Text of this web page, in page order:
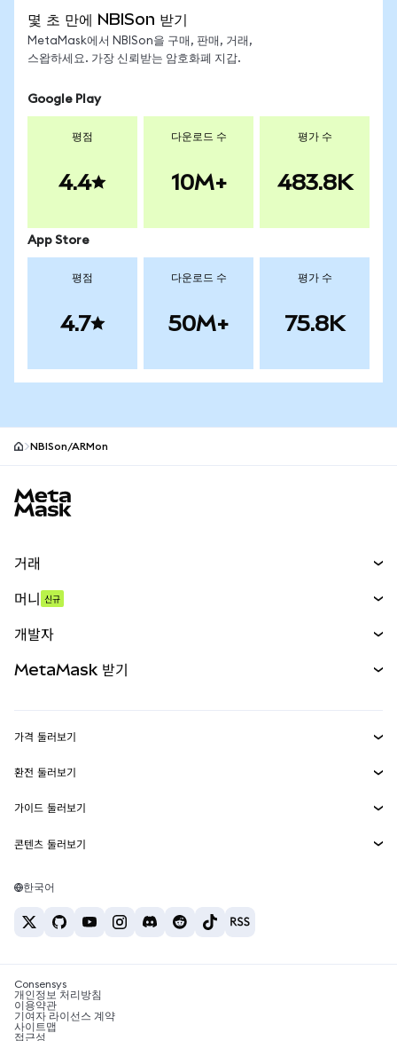
몇 초 만에 NBISon 받기
MetaMask에서 NBISon을 구매, 판매, 거래,
스왑하세요. 가장 신뢰받는 암호화폐 지갑.
Google Play
평점
4.4
다운로드 수
10M+
평가 수
483.8K
App Store
평점
4.7
다운로드 수
50M+
평가 수
75.8K
NBISon/ARMon
거래
무기한 선물
실물자산
머니 신규
개발자
MetaMask Connect
Snaps
웹3 서비스
MetaMask 받기
보안
고객 지원
채용
가격 둘러보기
이더리움 가격
솔라나 가격
테더 가격
환전 둘러보기
ETH를 USD로 환전
USDT를 INR로 환전
BTC를 INR로 환전
ETH를 USDT로 환전
가이드 둘러보기
ETH 매수
USDT 매수
SHIB 매수
BNB 매수
콘텐츠 둘러보기
솔라나 지갑
암호화폐 세금 뉴스
암호화폐 매수 방법
한국어
Consensys
개인정보 처리방침
이용약관
기여자 라이선스 계약
사이트맵
접근성